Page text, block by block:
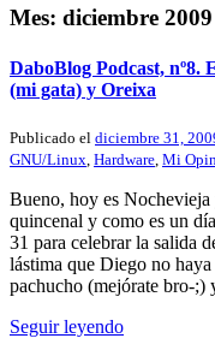
Mes: diciembre 2009
DaboBlog Podcast, nº8.
(mi gata) y Oreixa
Publicado el diciembre 31,
GNU/Linux Hardware Mi
Bueno, hoy es
quincenal y como es un
31 para celebrar la salida
lástima que Diego no
pachucho (mejórate bro-
Seguir leyendo